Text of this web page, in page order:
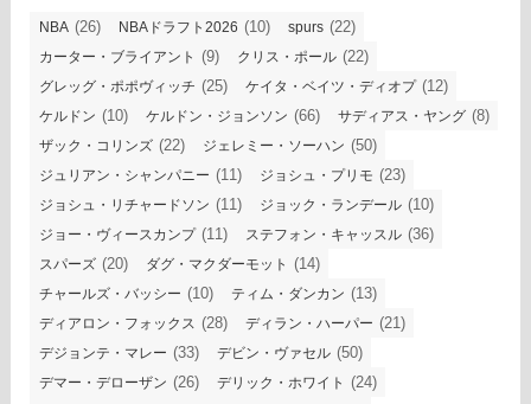
NBA (26) NBAドラフト2026 (10) spurs (22)
カーター・ブライアント (9) クリス・ポール (22)
グレッグ・ポポヴィッチ (25) ケイタ・ベイツ・ディオプ(12)
ケルドン (10) ケルドン・ジョンソン (66) サディアス・ヤング (8)
ザック・コリンズ (22) ジェレミー・ソーハン (50)
ジュリアン・シャンパニー (11) ジョシュ・プリモ (23)
ジョシュ・リチャードソン (11) ジョック・ランデール (10)
ジョー・ヴィースカンプ(11) ステフォン・キャッスル (36)
スパーズ (20) ダグ・マクダーモット (14)
チャールズ・バッシー (10) ティム・ダンカン (13)
ディアロン・フォックス (28) ディラン・ハーパー (21)
デジョンテ・マレー (33) デビン・ヴァセル (50)
デマー・デローザン (26) デリック・ホワイト (24)